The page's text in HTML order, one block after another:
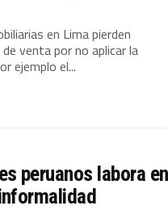
en Lima pierden
venta por no aplicar la
ejemplo el...
peruanos labora en